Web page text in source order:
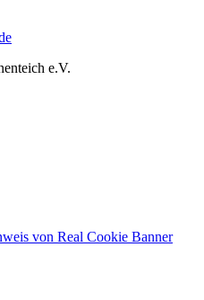
e.V.
von Real Cookie Banner